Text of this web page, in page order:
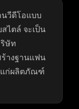
วีดีโอแบบ
ไตล์ จะเป็น
ษัท
างฐานแฟน
แก่ผลิตภัณฑ์